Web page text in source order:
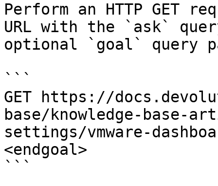
Perform an HTTP GET
URL with the `ask`
optional `goal` query
```
GET https://
base/knowledge-base-
settings/vmware-
<endgoal>
```